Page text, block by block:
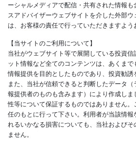
ーシャルメディアで配信・共有された情報
スアドバイザーウェブサイトを介した外部
は、お客様の責任で行っていただきますよう
【当サイトのご利用について】
当社がウェブサイト等で展開している投資
ット情報など全てのコンテンツは、あくま
情報提供を目的としたものであり、投資勧誘
また、当社が信頼できると判断したデータ
報提供者のものも含みます）により作成し
性等について保証するものではありません
任のもとに行って下さい。利用者が当該情
れるいかなる損害についても、当社および
ません。